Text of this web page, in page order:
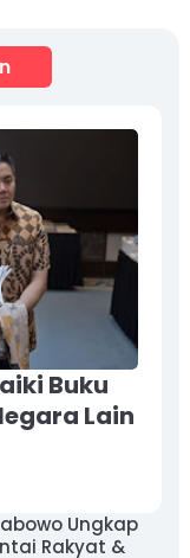
Buku
Lain
Ungkap
Rakyat &